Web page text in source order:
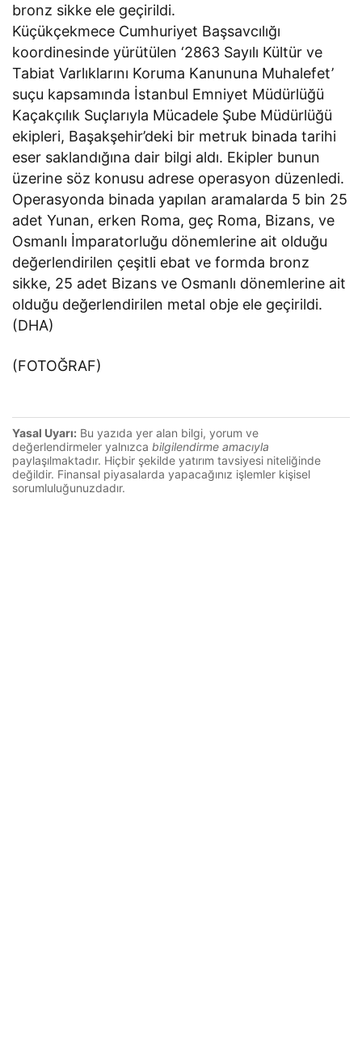
bronz sikke ele geçirildi.
Küçükçekmece Cumhuriyet Başsavcılığı
koordinesinde yürütülen ‘2863 Sayılı Kültür ve
Tabiat Varlıklarını Koruma Kanununa Muhalefet’
suçu kapsamında İstanbul Emniyet Müdürlüğü
Kaçakçılık Suçlarıyla Mücadele Şube Müdürlüğü
ekipleri, Başakşehir’deki bir metruk binada tarihi
eser saklandığına dair bilgi aldı. Ekipler bunun
üzerine söz konusu adrese operasyon düzenledi.
Operasyonda binada yapılan aramalarda 5 bin 25
adet Yunan, erken Roma, geç Roma, Bizans, ve
Osmanlı İmparatorluğu dönemlerine ait olduğu
değerlendirilen çeşitli ebat ve formda bronz
sikke, 25 adet Bizans ve Osmanlı dönemlerine ait
olduğu değerlendirilen metal obje ele geçirildi.
(DHA)
(FOTOĞRAF)
Yasal Uyarı: Bu yazıda yer alan bilgi, yorum ve
değerlendirmeler yalnızca bilgilendirme amacıyla
paylaşılmaktadır. Hiçbir şekilde yatırım tavsiyesi niteliğinde
değildir. Finansal piyasalarda yapacağınız işlemler kişisel
sorumluluğunuzdadır.